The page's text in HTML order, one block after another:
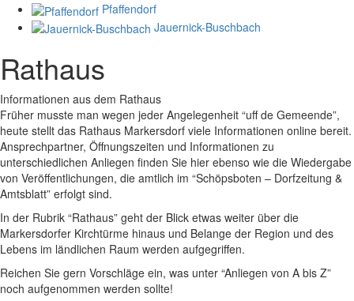
Pfaffendorf
Jauernick-Buschbach
Rathaus
Informationen aus dem Rathaus
Früher musste man wegen jeder Angelegenheit “uff de Gemeende”,
heute stellt das Rathaus Markersdorf viele Informationen online bereit.
Ansprechpartner, Öffnungszeiten und Informationen zu
unterschiedlichen Anliegen finden Sie hier ebenso wie die Wiedergabe
von Veröffentlichungen, die amtlich im “Schöpsboten – Dorfzeitung &
Amtsblatt” erfolgt sind.
In der Rubrik “Rathaus” geht der Blick etwas weiter über die
Markersdorfer Kirchtürme hinaus und Belange der Region und des
Lebens im ländlichen Raum werden aufgegriffen.
Reichen Sie gern Vorschläge ein, was unter “Anliegen von A bis Z”
noch aufgenommen werden sollte!